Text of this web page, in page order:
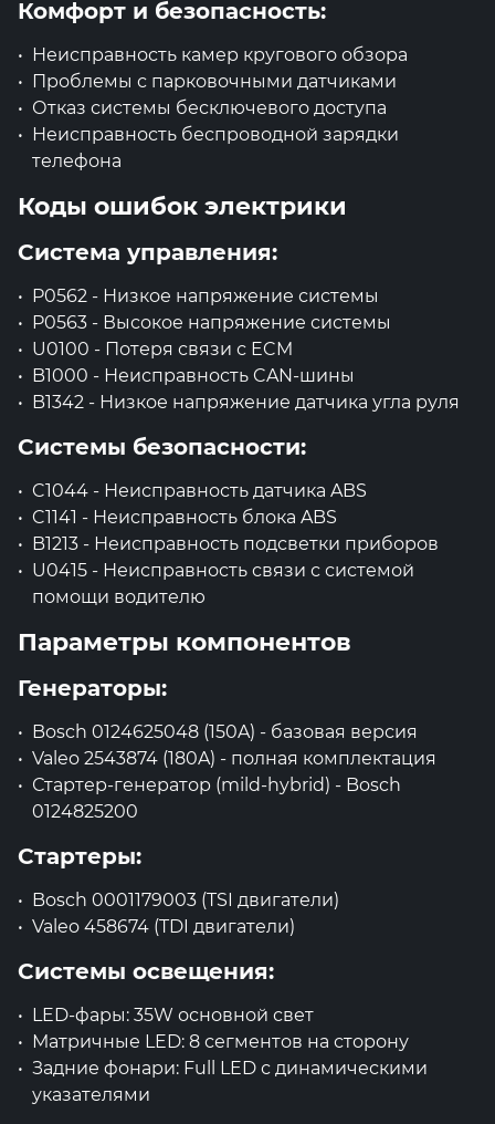
Комфорт и безопасность:
Неисправность камер кругового обзора
Проблемы с парковочными датчиками
Отказ системы бесключевого доступа
Неисправность беспроводной зарядки
телефона
Коды ошибок электрики
Система управления:
P0562 - Низкое напряжение системы
P0563 - Высокое напряжение системы
U0100 - Потеря связи с ECM
B1000 - Неисправность CAN-шины
B1342 - Низкое напряжение датчика угла руля
Системы безопасности:
C1044 - Неисправность датчика ABS
C1141 - Неисправность блока ABS
B1213 - Неисправность подсветки приборов
U0415 - Неисправность связи с системой
помощи водителю
Параметры компонентов
Генераторы:
Bosch 0124625048 (150A) - базовая версия
Valeo 2543874 (180A) - полная комплектация
Стартер-генератор (mild-hybrid) - Bosch
0124825200
Стартеры:
Bosch 0001179003 (TSI двигатели)
Valeo 458674 (TDI двигатели)
Системы освещения:
LED-фары: 35W основной свет
Матричные LED: 8 сегментов на сторону
Задние фонари: Full LED с динамическими
указателями